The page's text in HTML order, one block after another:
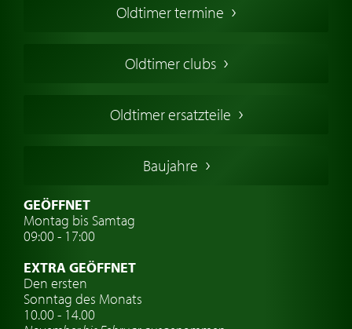
Oldtimers in Europa
Englische Oldtimer
Deutsche Oldtimer
Schwedische Oldtimer
Oldtimer mit h-kennzeichen
Auto Oldtimer Markt
Oldtimer-Versicherung
Oldtimer-Clubs
Oldtimer termine
Oldtimer clubs
Oldtimer ersatzteile
Baujahre
GEÖFFNET
Montag bis Samtag
09:00 - 17:00
EXTRA GEÖFFNET
Den ersten
Sonntag des Monats
10.00 - 14.00